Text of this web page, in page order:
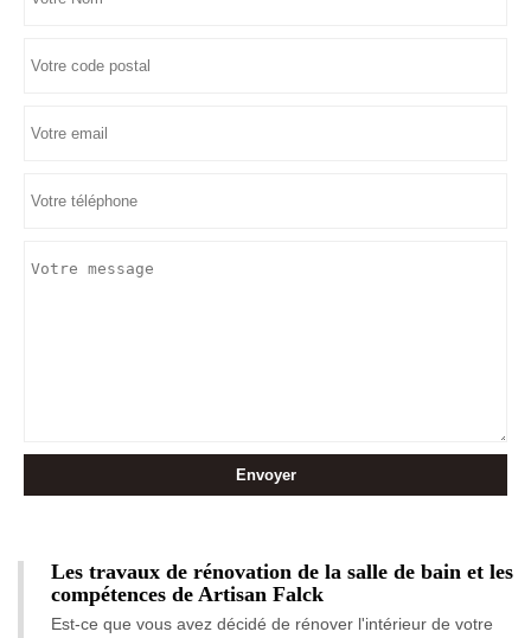
Les travaux de rénovation de la salle de bain et les
compétences de Artisan Falck
Est-ce que vous avez décidé de rénover l'intérieur de votre